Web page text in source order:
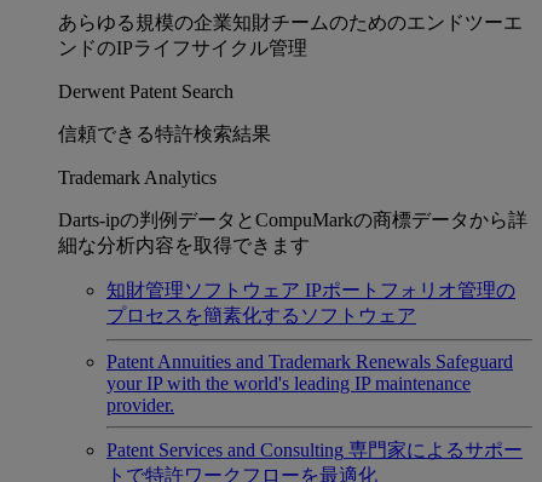
あらゆる規模の企業知財チームのためのエンドツーエ
ンドのIPライフサイクル管理
Derwent Patent Search
信頼できる特許検索結果
Trademark Analytics
Darts-ipの判例データとCompuMarkの商標データから詳
細な分析内容を取得できます
知財管理ソフトウェア IPポートフォリオ管理の
プロセスを簡素化するソフトウェア
Patent Annuities and Trademark Renewals Safeguard
your IP with the world's leading IP maintenance
provider.
Patent Services and Consulting 専門家によるサポー
トで特許ワークフローを最適化